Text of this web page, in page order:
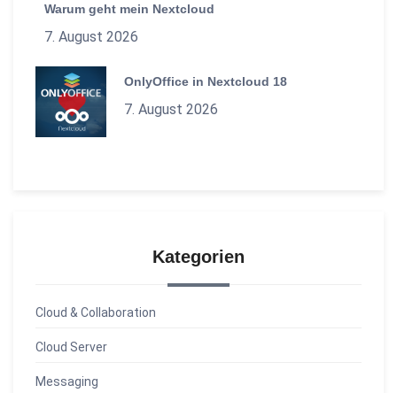
Warum geht mein Nextcloud
7. August 2026
OnlyOffice in Nextcloud 18
7. August 2026
Kategorien
Cloud & Collaboration
Cloud Server
Messaging